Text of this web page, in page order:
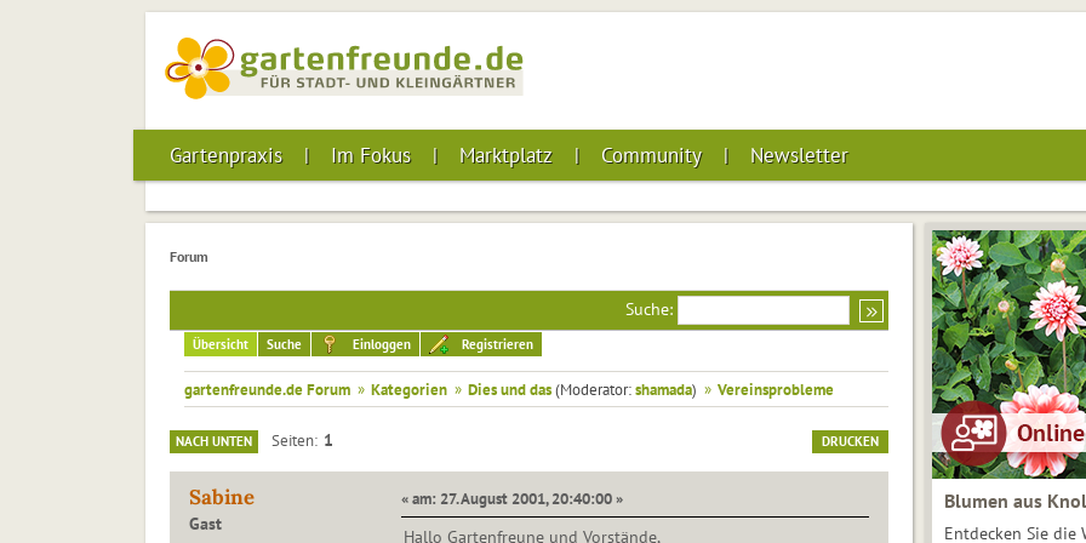
Gartenpraxis Im Fokus Marktplatz Community Newsletter
Forum
Suche:
Übersicht Suche Einloggen Registrieren
gartenfreunde.de Forum » Kategorien » Dies und das (Moderator:shamada) » Vereinsprobleme
DRUCKEN
NACH UNTEN Seiten 1
Sabine
Gast
« am: 27. August 2001, 20:40:00 »
Hallo Gartenfreune und Vorstände,
Blumen aus
Entdecken Sie die